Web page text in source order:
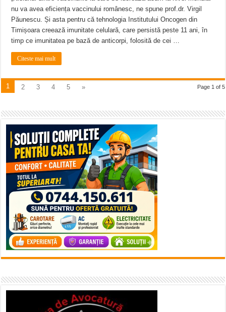
nu va avea eficiența vaccinului românesc, ne spune prof.dr. Virgil
Păunescu. Și asta pentru că tehnologia Institutului Oncogen din
Timișoara creează imunitate celulară, care persistă peste 11 ani, în
timp ce imunitatea pe bază de anticorpi, folosită de cei …
Citeste mai mult
Page 1 of 5
1 2 3 4 5 »